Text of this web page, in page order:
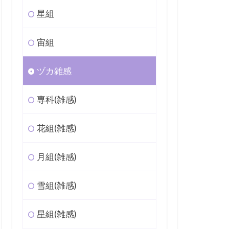
星組
宙組
ヅカ雑感
専科(雑感)
花組(雑感)
月組(雑感)
雪組(雑感)
星組(雑感)